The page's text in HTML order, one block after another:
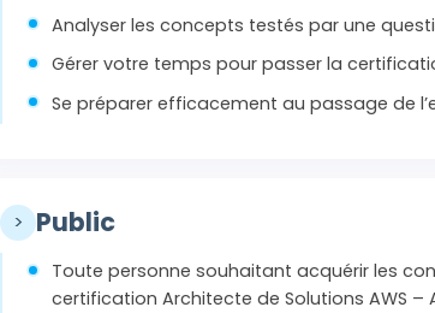
Analyser les concepts testés par une
Gérer votre temps pour passer la
Se préparer efficacement au passage de
> Public
Toute personne souhaitant acquérir les
certification Architecte de Solutions AWS –